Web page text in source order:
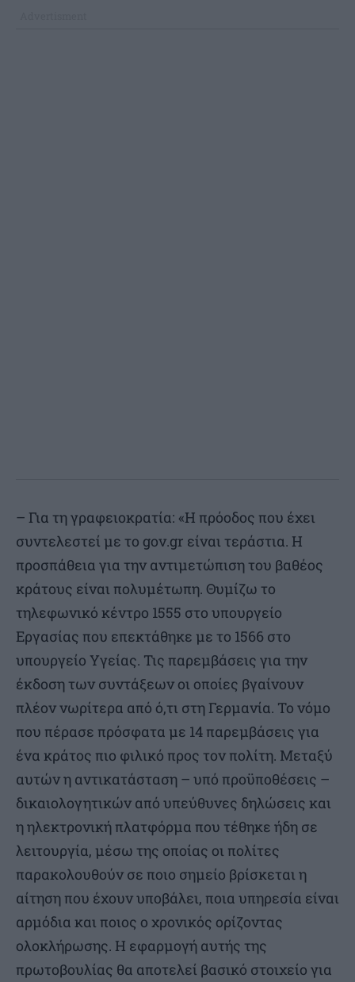
– Για τη γραφειοκρατία: «Η πρόοδος που έχει
συντελεστεί με το gov.gr είναι τεράστια. Η
προσπάθεια για την αντιμετώπιση του βαθέος
κράτους είναι πολυμέτωπη. Θυμίζω το
τηλεφωνικό κέντρο 1555 στο υπουργείο
Εργασίας που επεκτάθηκε με το 1566 στο
υπουργείο Υγείας. Τις παρεμβάσεις για την
έκδοση των συντάξεων οι οποίες βγαίνουν
πλέον νωρίτερα από ό,τι στη Γερμανία. Το νόμο
που πέρασε πρόσφατα με 14 παρεμβάσεις για
ένα κράτος πιο φιλικό προς τον πολίτη. Μεταξύ
αυτών η αντικατάσταση – υπό προϋποθέσεις –
δικαιολογητικών από υπεύθυνες δηλώσεις και
η ηλεκτρονική πλατφόρμα που τέθηκε ήδη σε
λειτουργία, μέσω της οποίας οι πολίτες
παρακολουθούν σε ποιο σημείο βρίσκεται η
αίτηση που έχουν υποβάλει, ποια υπηρεσία είναι
αρμόδια και ποιος ο χρονικός ορίζοντας
ολοκλήρωσης. Η εφαρμογή αυτής της
πρωτοβουλίας θα αποτελεί βασικό στοιχείο για